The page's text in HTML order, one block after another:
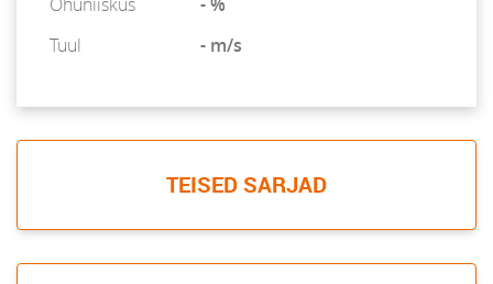
Tuul
- m/s
TEISED SARJAD